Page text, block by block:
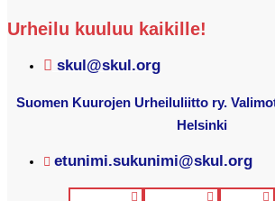
Urheilu kuuluu kaikille!
skul@skul.org
Suomen Kuurojen Urheiluliitto ry.
Helsinki
etunimi.sukunimi@skul.org